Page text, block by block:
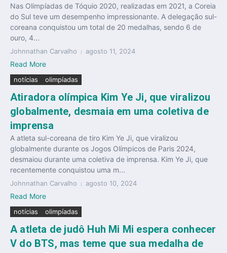
Nas Olimpíadas de Tóquio 2020, realizadas em 2021, a Coreia
do Sul teve um desempenho impressionante. A delegação sul-
coreana conquistou um total de 20 medalhas, sendo 6 de
ouro, 4...
Johnnathan Carvalho agosto 11, 2024
Read More
notícias olimpíadas
Atiradora olímpica Kim Ye Ji, que viralizou
globalmente, desmaia em uma coletiva de
imprensa
A atleta sul-coreana de tiro Kim Ye Ji, que viralizou
globalmente durante os Jogos Olímpicos de Paris 2024,
desmaiou durante uma coletiva de imprensa. Kim Ye Ji, que
recentemente conquistou uma m...
Johnnathan Carvalho agosto 10, 2024
Read More
notícias olimpíadas
A atleta de judô Huh Mi Mi espera conhecer
V do BTS, mas teme que sua medalha de